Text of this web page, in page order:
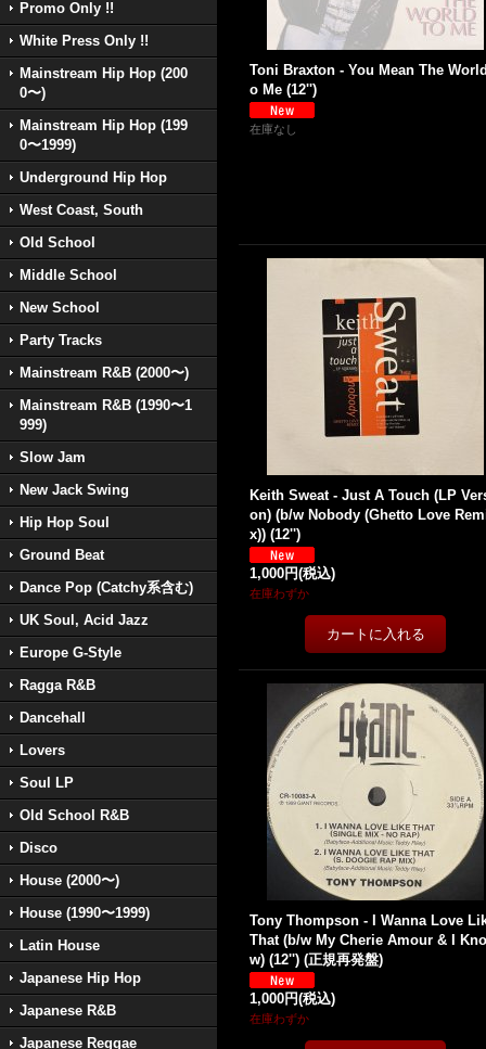
Promo Only !!
White Press Only !!
Mainstream Hip Hop (200
0〜)
Mainstream Hip Hop (199
0〜1999)
Underground Hip Hop
West Coast, South
Old School
Middle School
New School
Party Tracks
Mainstream R&B (2000〜)
Mainstream R&B (1990〜1
999)
Slow Jam
New Jack Swing
Hip Hop Soul
Ground Beat
Dance Pop (Catchy系含む)
UK Soul, Acid Jazz
Europe G-Style
Ragga R&B
Dancehall
Lovers
Soul LP
Old School R&B
Disco
House (2000〜)
House (1990〜1999)
Latin House
Japanese Hip Hop
Japanese R&B
Japanese Reggae
Toni Braxton - You Mean The
o Me (12'')
在庫なし
Keith Sweat - Just A Touch (LP
on) (b/w Nobody (Ghetto Love
x)) (12'')
1,000円(税込)
在庫わずか
Tony Thompson - I Wanna Love
That (b/w My Cherie Amour & I Kno
w) (12'') (正規再発盤)
1,000円(税込)
在庫わずか